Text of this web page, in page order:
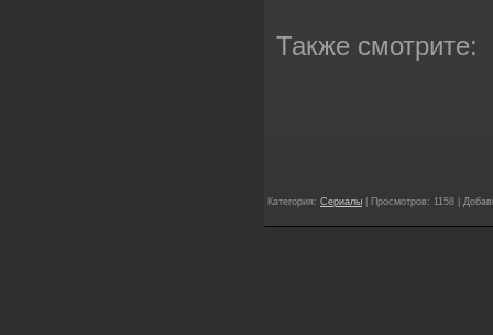
Также смотрите:
Категория: Сериалы | Просмотров: 1158 |